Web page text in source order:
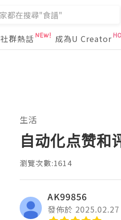
社群熱話 成為U Creator
生活
自动化点赞和
瀏覽次數:1614
AK99856
發佈於 2025.02.27